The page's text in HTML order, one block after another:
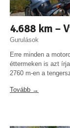
4.688 km –
Gurulások
Erre minden a
éttermeken is azt
2760 m-en a
Tovább →